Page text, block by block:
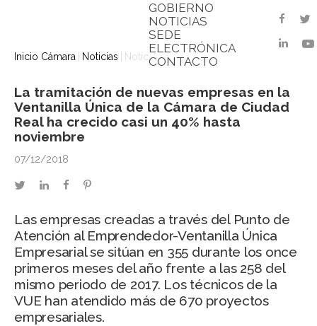
GOBIERNO
NOTICIAS
SEDE
ELECTRÓNICA
CONTACTO
Inicio Cámara Noticias Noticia
La tramitación de nuevas empresas en la
Ventanilla Única de la Cámara de Ciudad
Real ha crecido casi un 40% hasta
noviembre
07/12/2018
twitterlinkedinfacebookpinterest
Las empresas creadas a través del Punto de
Atención al Emprendedor-Ventanilla Única
Empresarial se sitúan en 355 durante los once
primeros meses del año frente a las 258 del
mismo periodo de 2017. Los técnicos de la
VUE han atendido más de 670 proyectos
empresariales.